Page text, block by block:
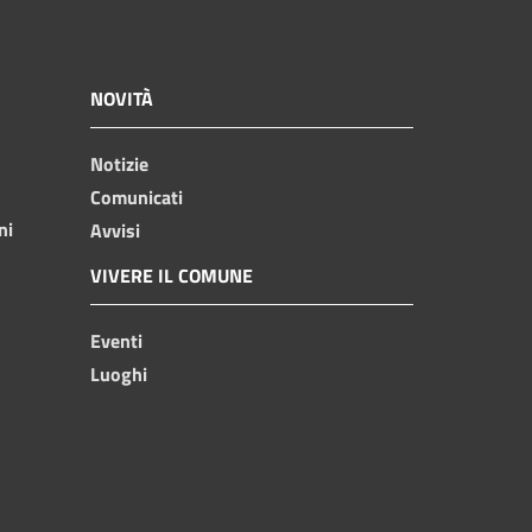
NOVITÀ
Notizie
Comunicati
Avvisi
VIVERE IL COMUNE
Eventi
Luoghi